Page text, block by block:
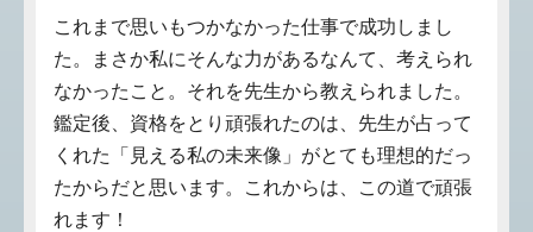
これまで思いもつかなかった仕事で成功しまし
た。まさか私にそんな力があるなんて、考えられ
なかったこと。それを先生から教えられました。
鑑定後、資格をとり頑張れたのは、先生が占って
くれた「見える私の未来像」がとても理想的だっ
たからだと思います。これからは、この道で頑張
れます！